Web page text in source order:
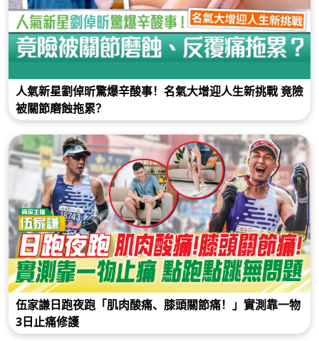
人氣新星劉倬昕驚爆辛酸事！名氣大增迎人生新挑戰 竟險
被關節磨蝕拖累？
伍家謙日跑夜跑「肌肉酸痛、膝頭關節痛！」實測靠一物
3日止痛修護